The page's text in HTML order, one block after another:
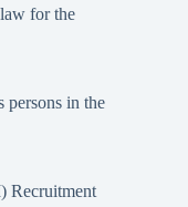
for the
persons in the
Recruitment